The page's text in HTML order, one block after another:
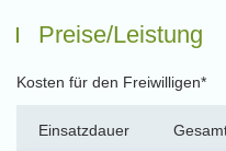
Preise/Leistung
Kosten für den Freiwilligen*
Einsatzdauer